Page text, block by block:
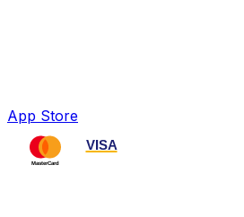
App Store